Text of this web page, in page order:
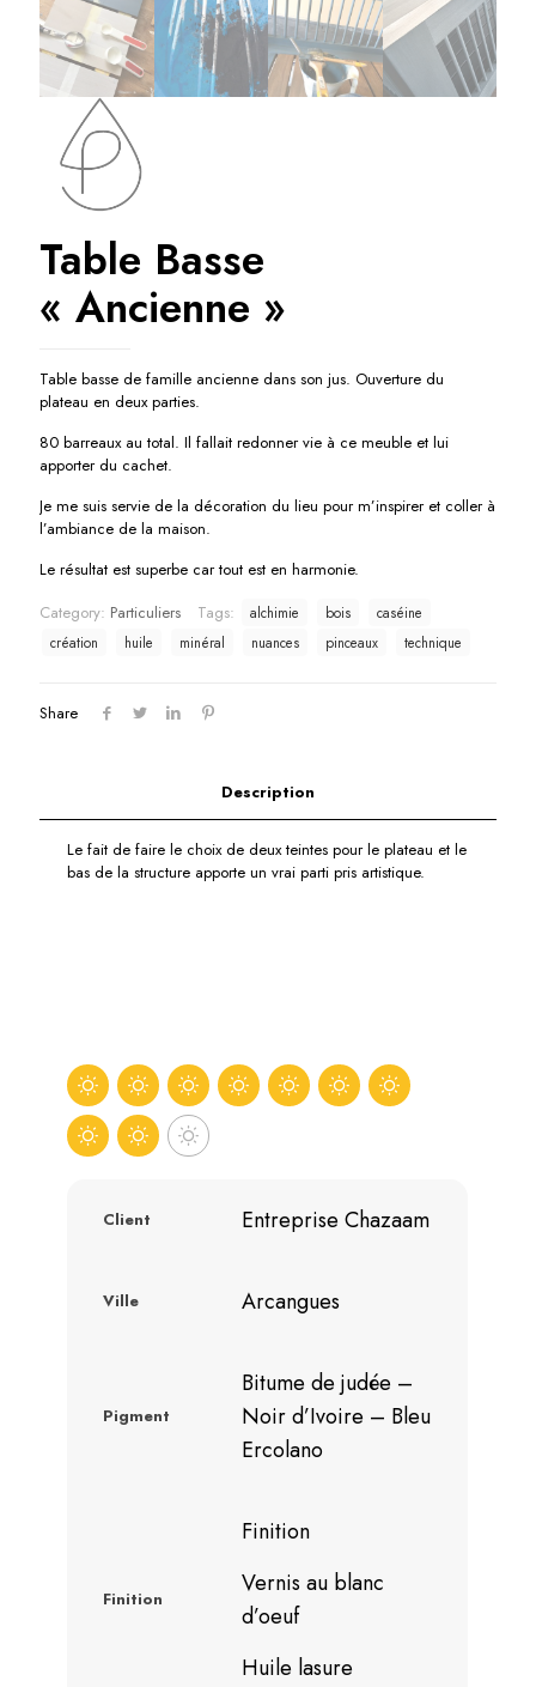
Table Basse
« Ancienne »
Table basse de famille ancienne dans son jus. Ouverture du
plateau en deux parties.
80 barreaux au total. Il fallait redonner vie à ce meuble et lui
apporter du cachet.
Je me suis servie de la décoration du lieu pour m’inspirer et coller à
l’ambiance de la maison.
Le résultat est superbe car tout est en harmonie.
Category: Particuliers Tags: alchimie bois
caséine
création
huile minéral nuances pinceaux technique
Share
Description
Le fait de faire le choix de deux teintes pour le plateau et le
bas de la structure apporte un vrai parti pris artistique.
Client Entreprise Chazaam
Ville Arcangues
Pigment
Bitume de judée –
Noir d’Ivoire – Bleu
Ercolano
Finition
Finition
Vernis au blanc
d’oeuf
Huile lasure